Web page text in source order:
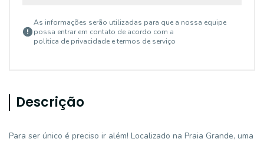
As informações serão utilizadas para que a nossa equipe
possa entrar em contato de acordo com a
política de privacidade e termos de serviço
Descrição
Para ser único é preciso ir além! Localizado na Praia Grande, uma